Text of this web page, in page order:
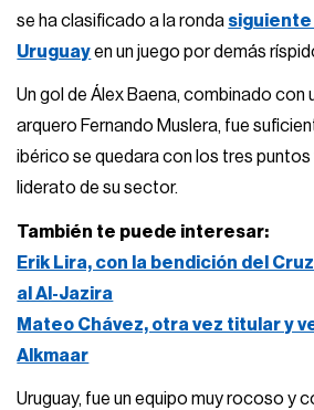
se ha clasificado a la ronda siguiente
Uruguayen un juego por demás
Un gol de Álex Baena, combinado con
arquero Fernando Muslera, fue
ibérico se quedara con los tres puntos
liderato de su sector.
También te puede interesar:
Erik Lira, con la bendición del
al Al-Jazira
Mateo Chávez, otra vez titular y
Alkmaar
Uruguay, fue un equipo muy rocoso y